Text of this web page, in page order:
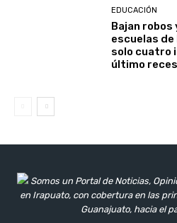
EDUCACIÓN
Bajan robos
escuelas de
solo cuatro
último
Somos un Portal de Noticias,
en Irapuato, con cobertura en las
Guanajuato, hacia el